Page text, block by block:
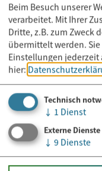
Beim Besuch unserer
verarbeitet. Mit Ihrer
Dritte, z.B. zum Zweck
übermittelt werden.
Einstellungen jederzeit
hier:
Technisch
↓ 1 Dienst
Externe Dienste
↓ 9 Dienste